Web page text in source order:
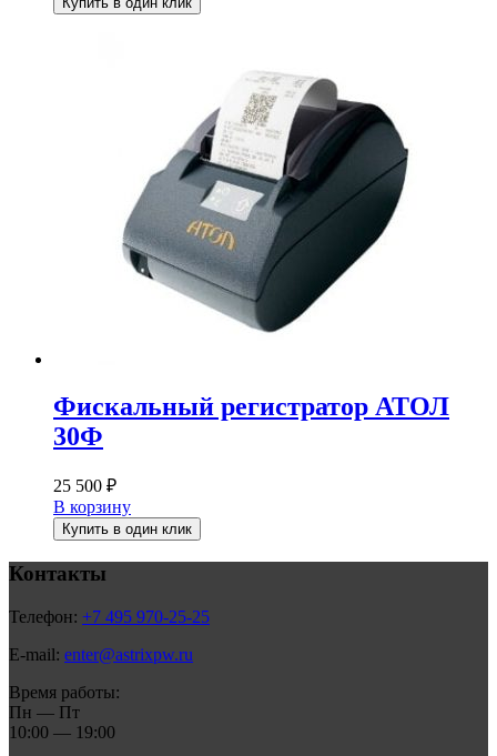
Фискальный регистратор АТОЛ
30Ф
25 500 ₽
В корзину
Купить в один клик
Контакты
Телефон: +7 495 970-25-25
E-mail: enter@astrixpw.ru
Время работы:
Пн — Пт
10:00 — 19:00